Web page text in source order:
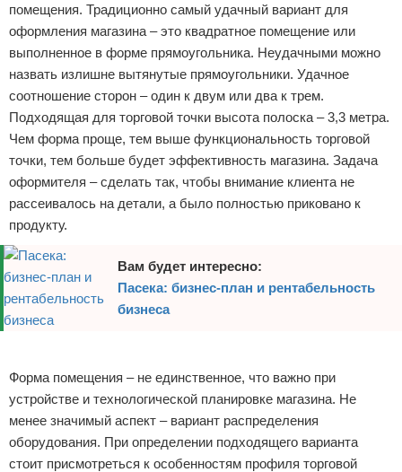
помещения. Традиционно самый удачный вариант для
оформления магазина – это квадратное помещение или
выполненное в форме прямоугольника. Неудачными можно
назвать излишне вытянутые прямоугольники. Удачное
соотношение сторон – один к двум или два к трем.
Подходящая для торговой точки высота полоска – 3,3 метра.
Чем форма проще, тем выше функциональность торговой
точки, тем больше будет эффективность магазина. Задача
оформителя – сделать так, чтобы внимание клиента не
рассеивалось на детали, а было полностью приковано к
продукту.
Вам будет интересно:
Пасека: бизнес-план и рентабельность
бизнеса
Форма помещения – не единственное, что важно при
устройстве и технологической планировке магазина. Не
менее значимый аспект – вариант распределения
оборудования. При определении подходящего варианта
стоит присмотреться к особенностям профиля торговой